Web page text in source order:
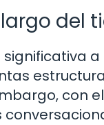
del
con